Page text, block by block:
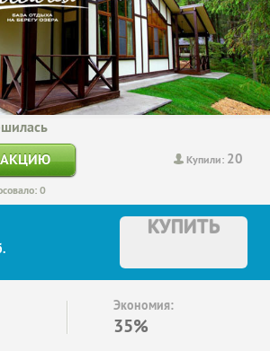
Купили: 20
АКЦИЮ
0
КУПИТЬ
Экономия:
35%